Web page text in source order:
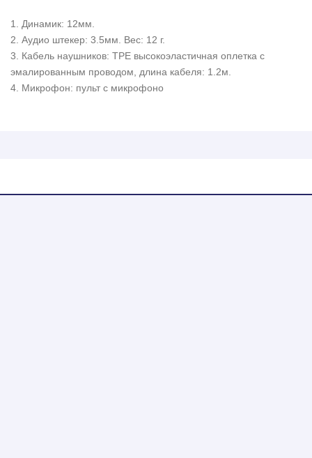
1. Динамик: 12мм.
2. Аудио штекер: 3.5мм. Вес: 12 г.
3. Кабель наушников: TPE высокоэластичная оплетка с
эмалированным проводом, длина кабеля: 1.2м.
4. Микрофон: пульт с микрофоно